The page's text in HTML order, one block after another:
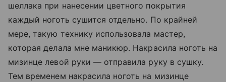
шеллака при нанесении цветного покрытия
каждый ноготь сушится отдельно. По крайней
мере, такую технику использовала мастер,
которая делала мне маникюр. Накрасила ноготь на
мизинце левой руки — отправила руку в сушку.
Тем временем накрасила ноготь на мизинце